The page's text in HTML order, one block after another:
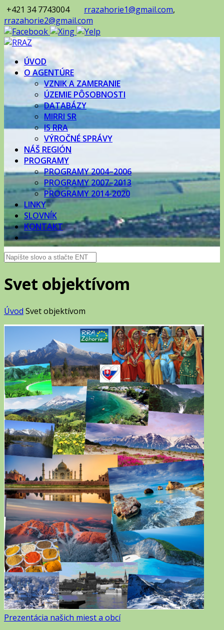
+421 34 7743004 rrazahorie1@gmail.com,
rrazahorie2@gmail.com
ÚVOD
O AGENTÚRE
VZNIK A ZAMERANIE
ÚZEMIE PÔSOBNOSTI
DATABÁZY
MIRRI SR
IS RRA
VÝROČNÉ SPRÁVY
NÁŠ REGIÓN
PROGRAMY
PROGRAMY 2004–2006
PROGRAMY 2007–2013
PROGRAMY 2014-2020
LINKY
SLOVNÍK
KONTAKT
Svet objektívom
Úvod Svet objektívom
Prezentácia našich miest a obcí